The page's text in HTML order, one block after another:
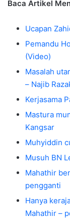
Baca Artikel
Ucapan
Pemandu
(Video)
Masalah
– Najib
Kerjasama
Mastura
Kangsar
Muhyiddin
Musuh BN
Mahathir
pengganti
Hanya
Mahathir –